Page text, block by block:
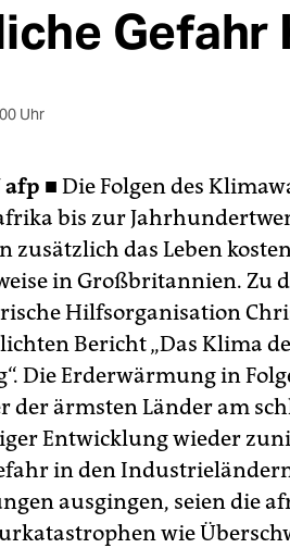
Gefahr
Uhr
afp ■ Die Folgen des
bis zur
zusätzlich das Leben
in Großbritannien. Zu
Hilfsorganisation
Bericht „Das Klima
Die Erderwärmung in
der ärmsten Länder am
Entwicklung wieder
in den
ausgingen, seien die
wie